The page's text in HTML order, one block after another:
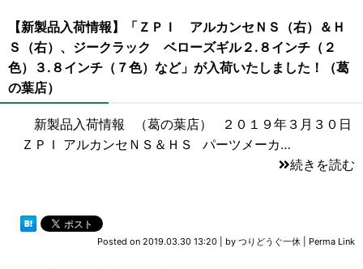
【新製品入荷情報】「ＺＰＩ アルカンセＮＳ（右）＆Ｈ
Ｓ（右）、ジークラック ベローズギル２.８インチ（２
色）３.８インチ（７色）など」が入荷いたしました！（葛
の葉店）
新製品入荷情報 （葛の葉店） ２０１９年３月３０日
ＺＰＩ アルカンセＮＳ＆ＨＳ パーツメーカ…
続きを読む
Posted on 2019.03.30 13:20 by つりどうぐ一休 Perma Link